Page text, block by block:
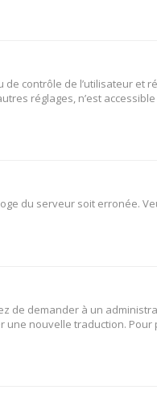
contrôle de l’utilisateur
réglages, n’est
du serveur soit erronée.
de demander à un
nouvelle traduction.